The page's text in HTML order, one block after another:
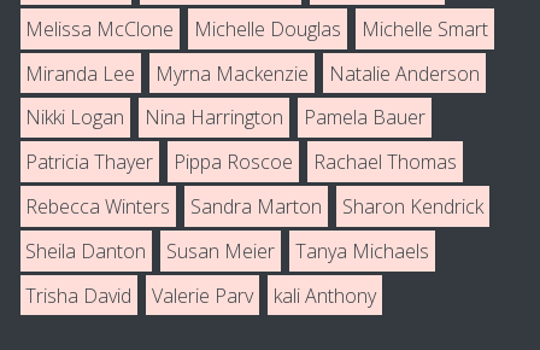
Melissa McClone
Michelle Douglas
Michelle Smart
Miranda Lee
Myrna Mackenzie
Natalie Anderson
Nikki Logan
Nina Harrington
Pamela Bauer
Patricia Thayer
Pippa Roscoe
Rachael Thomas
Rebecca Winters
Sandra Marton
Sharon Kendrick
Sheila Danton
Susan Meier
Tanya Michaels
Trisha David
Valerie Parv kali Anthony